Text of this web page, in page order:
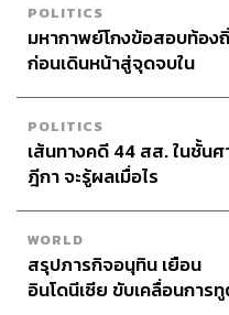
Credits:
Show Creator
นครินทร์ ว
The Secret Sauce
Content Creatorชาคร ฉา
ภัทรสุดา บุญญศรี และ อาภ
Video Editor
วุฒิชัย ถิระ
และ ศุภมิตร เศรษฐลักษณ์
Sound Designer &
POLITICS
มหากาพย์โกงข้อสอบท้อง
ก่อนเดินหน้าสู่จุดจบใน
POLITICS
เส้นทางคดี 44 สส. ในชั้นศ
ฎีกา จะรู้ผลเมื่อไร
WORLD
สรุปภารกิจอนุทิน เยือน
อินโดนีเซีย ขับเคลื่อนการ